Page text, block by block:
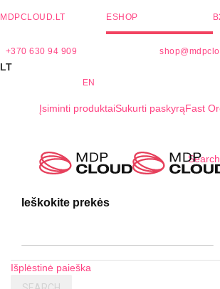
MDPCLOUD.LT ESHOP
+370 630 94 909
LT
EN
Įsiminti produktaiSukurti paskyrąFast
Search
Ieškokite prekės
Išplėstinė paieška